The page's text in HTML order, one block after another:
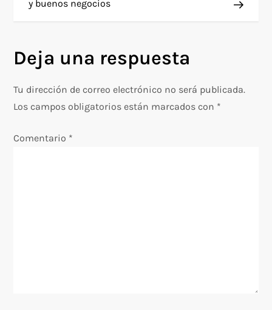
v
g
a
y buenos negocios
Deja una respuesta
Tu dirección de correo electrónico no será publicada.
Los campos obligatorios están marcados con *
Comentario *